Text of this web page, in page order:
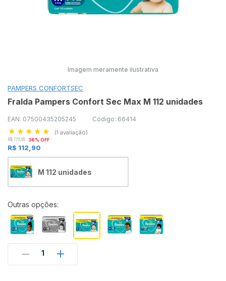
Imagem meramente ilustrativa
PAMPERS CONFORTSEC
Fralda Pampers Confort Sec Max M 112 unidades
EAN: 07500435205245 Código: 66414
(1 avaliação)
R$ 176,95 36% OFF
R$ 112,90
M 112 unidades
Outras opções:
1